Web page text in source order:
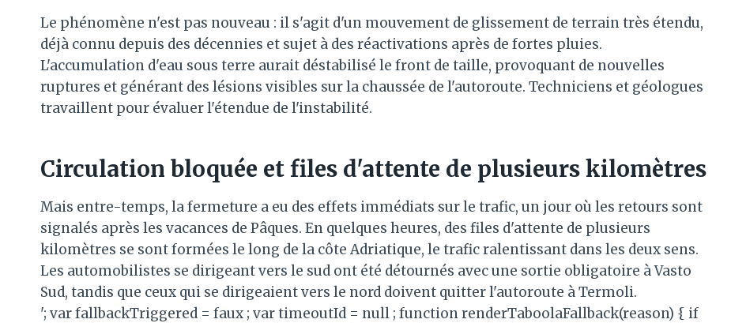
Le phénomène n'est pas nouveau : il s'agit d'un mouvement de glissement de terrain très étendu,
déjà connu depuis des décennies et sujet à des réactivations après de fortes pluies.
L'accumulation d'eau sous terre aurait déstabilisé le front de taille, provoquant de nouvelles
ruptures et générant des lésions visibles sur la chaussée de l'autoroute. Techniciens et géologues
travaillent pour évaluer l'étendue de l'instabilité.
Circulation bloquée et files d'attente de plusieurs kilomètres
Mais entre-temps, la fermeture a eu des effets immédiats sur le trafic, un jour où les retours sont
signalés après les vacances de Pâques. En quelques heures, des files d'attente de plusieurs
kilomètres se sont formées le long de la côte Adriatique, le trafic ralentissant dans les deux sens.
Les automobilistes se dirigeant vers le sud ont été détournés avec une sortie obligatoire à Vasto
Sud, tandis que ceux qui se dirigeaient vers le nord doivent quitter l'autoroute à Termoli.
'; var fallbackTriggered = faux ; var timeoutId = null ; function renderTaboolaFallback(reason) { if